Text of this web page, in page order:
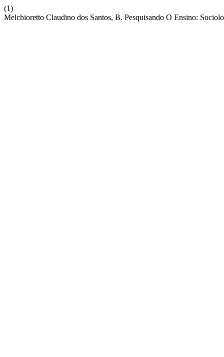
(1)
Melchioretto Claudino dos Santos, B. Pesquisando O Ensino: